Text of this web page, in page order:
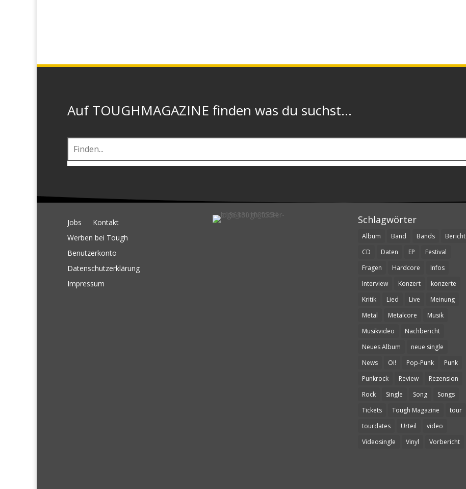
Auf TOUGHMAGAZINE finden was du suchst...
Jobs
Kontakt
Werben bei Tough
Benutzerkonto
Datenschutzerklärung
Impressum
Schlagwörter
Album Band Bands
Bericht
CD
Daten EP
Festival
Fragen
Hardcore
Infos
Interview
Konzert
konzerte
Kritik
Lied Live
Meinung
Metal
Metalcore
Musik
Musikvideo
Nachbericht
Neues Album
neue single
News
Oi! Pop-Punk
Punk
Punkrock
Review
Rezension
Rock
Single Song
Songs
Tickets
Tough Magazine
tour
tourdates
Urteil
video
Videosingle
Vinyl Vorbericht